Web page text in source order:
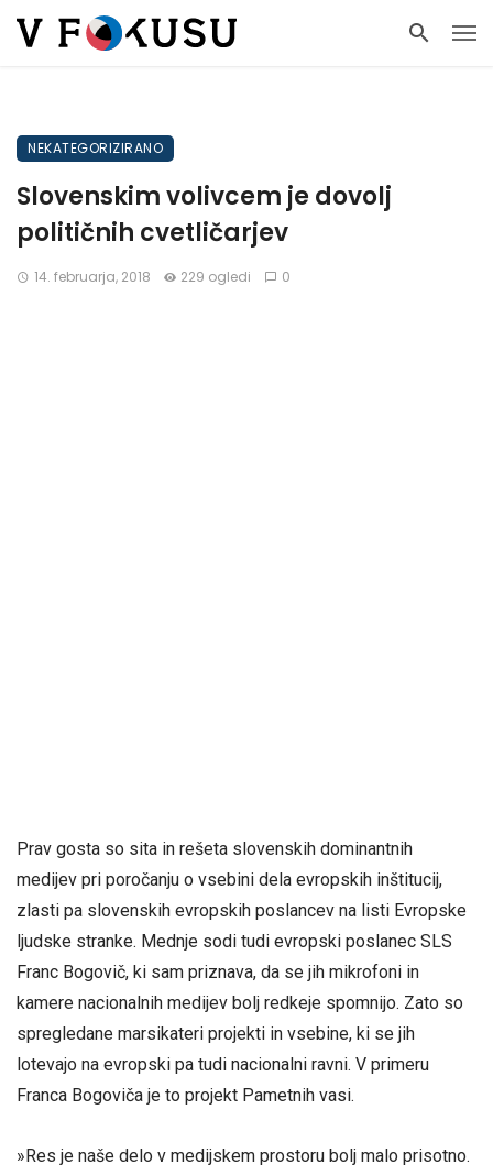
NEKATEGORIZIRANO
Slovenskim volivcem je dovolj
političnih cvetličarjev
14. februarja, 2018 229 ogledi 0
Prav gosta so sita in rešeta slovenskih dominantnih
medijev pri poročanju o vsebini dela evropskih inštitucij,
zlasti pa slovenskih evropskih poslancev na listi Evropske
ljudske stranke. Mednje sodi tudi evropski poslanec SLS
Franc Bogovič, ki sam priznava, da se jih mikrofoni in
kamere nacionalnih medijev bolj redkeje spomnijo. Zato so
spregledane marsikateri projekti in vsebine, ki se jih
lotevajo na evropski pa tudi nacionalni ravni. V primeru
Franca Bogoviča je to projekt Pametnih vasi.
»Res je naše delo v medijskem prostoru bolj malo prisotno.